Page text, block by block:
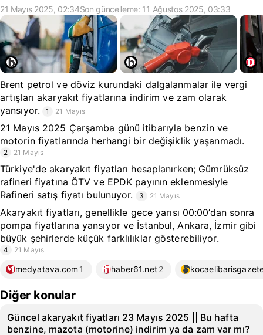
21 Mayıs 2025, 02:34Son güncelleme: 11 Ağustos 2025, 03:33
Brent petrol ve döviz kurundaki dalgalanmalar ile vergi
artışları akaryakıt fiyatlarına indirim ve zam olarak
yansıyor.
1 21 Mayıs
21 Mayıs 2025 Çarşamba günü itibarıyla benzin ve
motorin fiyatlarında herhangi bir değişiklik yaşanmadı.
2 21 Mayıs
Türkiye'de akaryakıt fiyatları hesaplanırken; Gümrüksüz
rafineri fiyatına ÖTV ve EPDK payının eklenmesiyle
Rafineri satış fiyatı bulunuyor.
3 21 Mayıs
Akaryakıt fiyatları, genellikle gece yarısı 00:00’dan sonra
pompa fiyatlarına yansıyor ve İstanbul, Ankara, İzmir gibi
büyük şehirlerde küçük farklılıklar gösterebiliyor.
4 21 Mayıs
medyatava.com 1 haber61.net2
Diğer konular
Güncel akaryakıt fiyatları 23 Mayıs 2025 || Bu hafta
benzine, mazota (motorine) indirim ya da zam var mı?